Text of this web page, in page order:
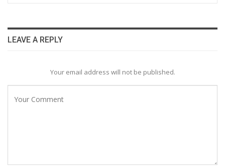
LEAVE A REPLY
Your email address will not be published.